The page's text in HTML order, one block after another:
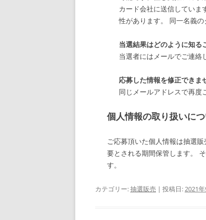
カード会社に送信していま
性があります。 同一名義の
当選結果はどのように知る
当選者にはメールでご連絡
応募した情報を修正できま
同じメールアドレスで再度
個人情報の取り扱いに
ご応募頂いた個人情報は抽選
要とされる期間保管します。
す。
カテゴリー:抽選販売 | 投稿日:2021